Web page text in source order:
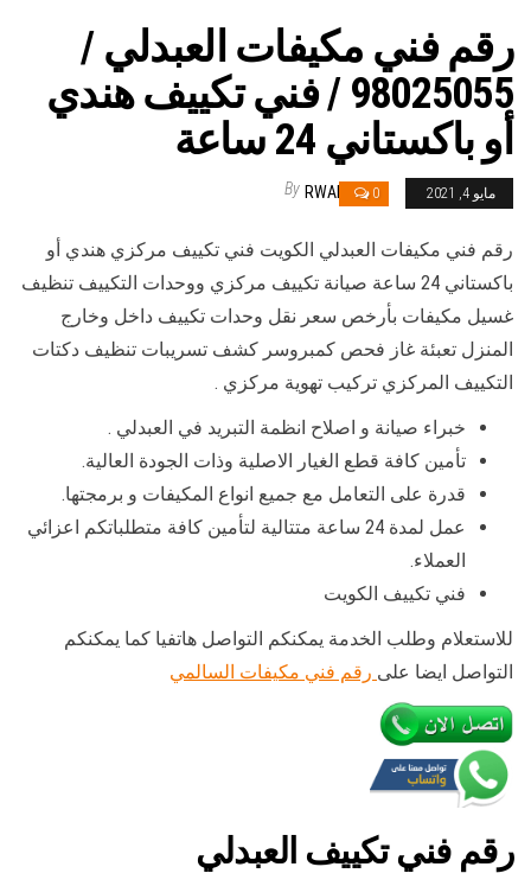
رقم فني مكيفات العبدلي /
98025055 / فني تكييف هندي
أو باكستاني 24 ساعة
مايو 4, 2021 0
By RWAN
رقم فني مكيفات العبدلي الكويت فني تكييف مركزي هندي أو
باكستاني 24 ساعة صيانة تكييف مركزي ووحدات التكييف تنظيف
غسيل مكيفات بأرخص سعر نقل وحدات تكييف داخل وخارج
المنزل تعبئة غاز فحص كمبروسر كشف تسريبات تنظيف دكتات
التكييف المركزي تركيب تهوية مركزي .
خبراء صيانة و اصلاح انظمة التبريد في العبدلي .
تأمين كافة قطع الغيار الاصلية وذات الجودة العالية.
قدرة على التعامل مع جميع انواع المكيفات و برمجتها.
عمل لمدة 24 ساعة متتالية لتأمين كافة متطلباتكم اعزائي
العملاء.
فني تكييف الكويت
للاستعلام وطلب الخدمة يمكنكم التواصل هاتفيا كما يمكنكم
التواصل ايضا على رقم فني مكيفات السالمي
رقمفني تكييف العبدلي